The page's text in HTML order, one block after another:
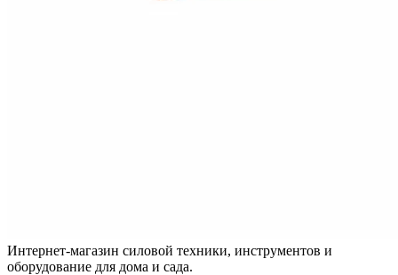
Интернет-магазин силовой техники, инструментов и
оборудование для дома и сада.